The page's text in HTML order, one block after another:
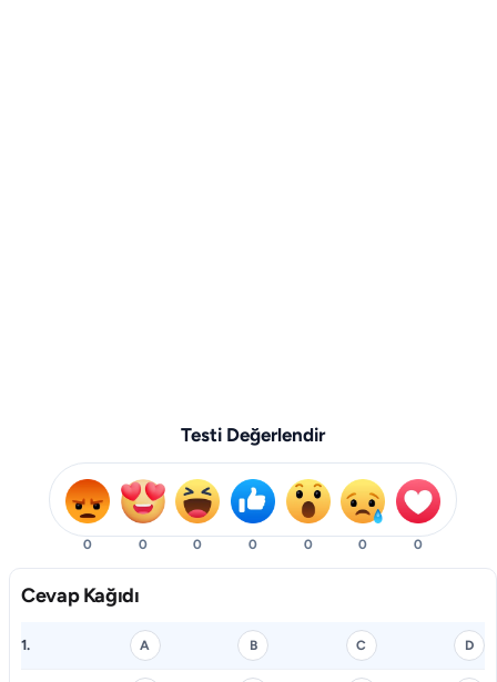
Testi Değerlendir
0 0 0 0 0 0 0
Cevap Kağıdı
1. A B C D